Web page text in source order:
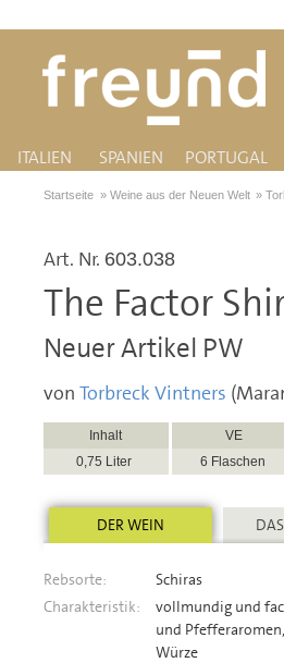
ITALIEN SPANIEN PORTUGAL
Startseite » Weine aus der Neuen Welt »
Art. Nr. 603.038
The Factor
Neuer Artikel PW
von Torbreck Vintners
Inhalt
VE
0,75 Liter
6 Flaschen
DER WEIN
Rebsorte:
Schiras
Charakteristik:
vollmundig und
und
Würze